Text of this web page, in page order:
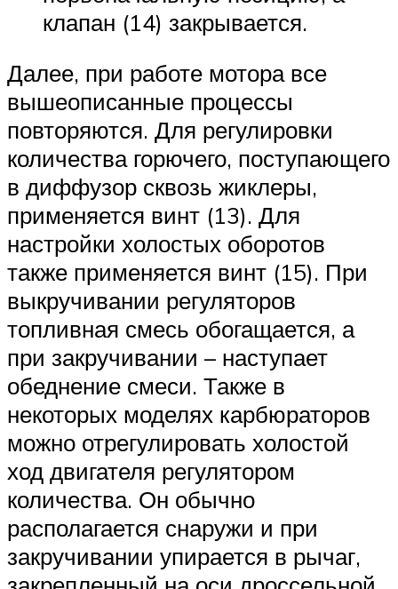
клапан (14) закрывается.
Далее, при работе мотора все
вышеописанные процессы
повторяются. Для регулировки
количества горючего, поступающего
в диффузор сквозь жиклеры,
применяется винт (13). Для
настройки холостых оборотов
также применяется винт (15). При
выкручивании регуляторов
топливная смесь обогащается, а
при закручивании – наступает
обеднение смеси. Также в
некоторых моделях карбюраторов
можно отрегулировать холостой
ход двигателя регулятором
количества. Он обычно
располагается снаружи и при
закручивании упирается в рычаг,